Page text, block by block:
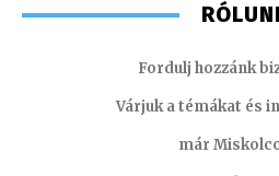
Fordulj hozzánk
Várjuk a témákat és
már